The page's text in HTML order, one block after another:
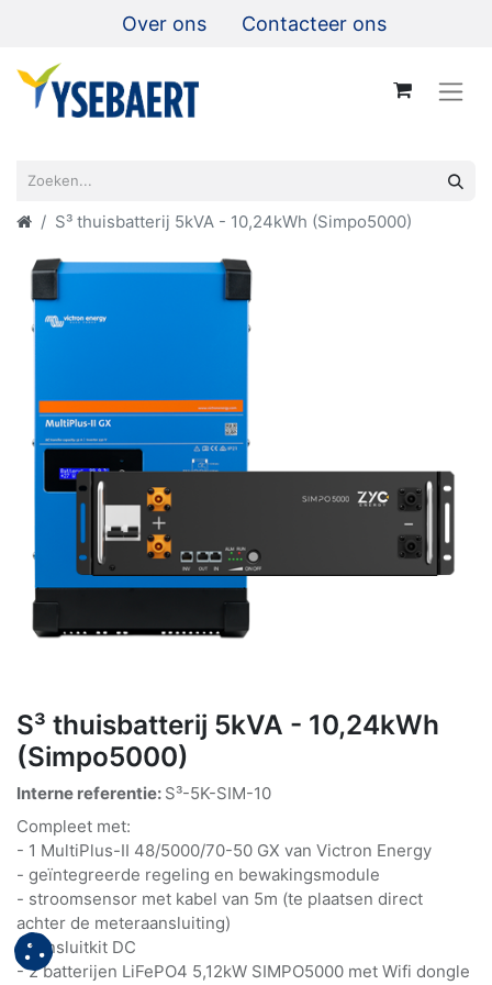
Over ons Contacteer ons
S³ thuisbatterij 5kVA - 10,24kWh (Simpo5000)
S³ thuisbatterij 5kVA - 10,24kWh
(Simpo5000)
Interne referentie: S³-5K-SIM-10
Compleet met:
- 1 MultiPlus-II 48/5000/70-50 GX van Victron Energy
- geïntegreerde regeling en bewakingsmodule
- stroomsensor met kabel van 5m (te plaatsen direct
achter de meteraansluiting)
- aansluitkit DC
- 2 batterijen LiFePO4 5,12kW SIMPO5000 met Wifi dongle